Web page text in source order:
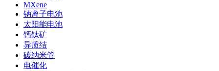
MXene
钠离子电池
太阳能电池
钙钛矿
异质结
碳纳米管
电催化